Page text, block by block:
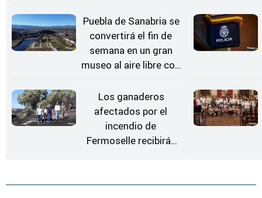
Estrellas
Puebla de Sanabria se
convertirá el fin de
semana en un gran
museo al aire libre con
Los ganaderos
afectados por el
incendio de
Fermoselle recibirán